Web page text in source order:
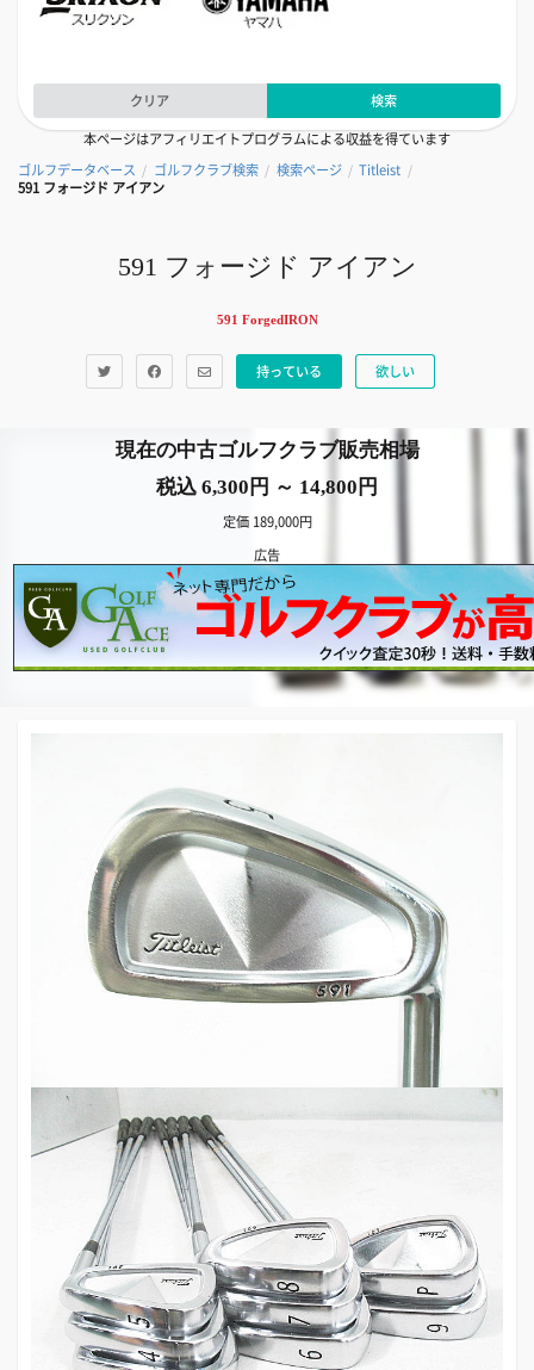
クリア
検索
本ページはアフィリエイトプログラムによる収益を得ています
ゴルフデータベース / ゴルフクラブ検索 / 検索ページ / Titleist /
591 フォージド アイアン
591 フォージド アイアン
591 ForgedIRON
持っている 欲しい
現在の中古ゴルフクラブ販売相場
税込 6,300円 ～ 14,800円
定価 189,000円
広告